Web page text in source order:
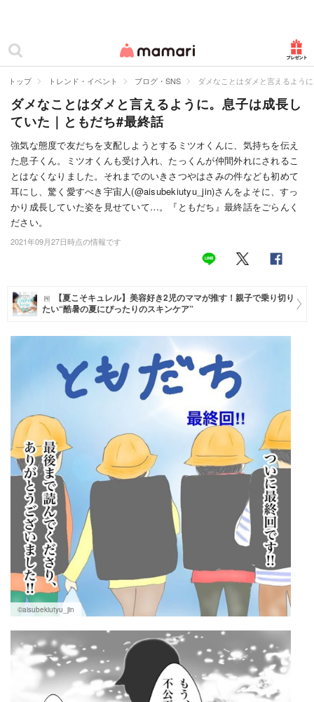
ママリ
カテゴリー一覧
妊娠
出産
赤ちゃん・育児
子育て・家族
病院
美容・ファッション
住まい
マネー
トレンド・イベント
トップ トレンド・イベント ブログ・SNS ダメなことはダメと言えるよう
ダメなことはダメと言えるように。息子は成長し
ていた｜ともだち#最終話
強気な態度で友だちを支配しようとするミツオくんに、気持ちを伝え
た息子くん。ミツオくんも受け入れ、たっくんが仲間外れにされるこ
とはなくなりました。それまでのいきさつやはさみの件なども初めて
耳にし、驚く愛すべき宇宙人(@aisubekiutyu_jin)さんをよそに、すっ
かり成長していた姿を見せていて…。『ともだち』最終話をごらんく
ださい。
2021年09月27日時点の情報です
【夏こそキュレル】美容好き2児のママが推す！親子で乗り切り
たい“酷暑の夏にぴったりのスキンケア”
©aisubekiutyu_jin